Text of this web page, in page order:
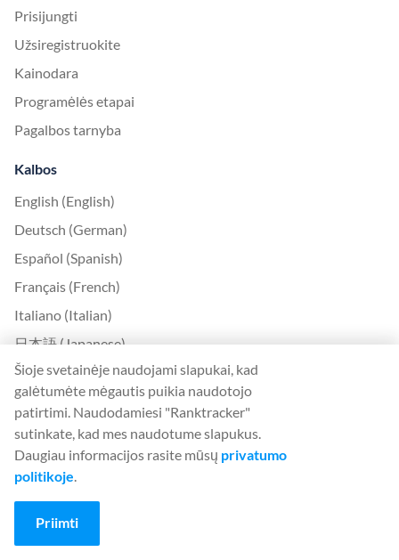
Prisijungti
Užsiregistruokite
Kainodara
Programėlės etapai
Pagalbos tarnyba
Kalbos
English (English)
Deutsch (German)
Español (Spanish)
Français (French)
Italiano (Italian)
日本語 (Japanese)
Nederlands (Nederlands)
Polski (Polish)
Português (Portuguese)
Svenska (Swedish)
Türkçe (Turkish)
中文 (Chinese)
Български (Bulgarian)
Šioje svetainėje naudojami slapukai, kad
galėtumėte mėgautis puikia naudotojo
patirtimi. Naudodamiesi "Ranktracker"
sutinkate, kad mes naudotume slapukus.
Daugiau informacijos rasite mūsų privatumo
politikoje.
Priimti